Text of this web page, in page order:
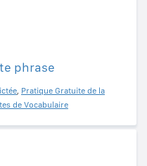
phrase
, Pratique Gratuite de la
de Vocabulaire